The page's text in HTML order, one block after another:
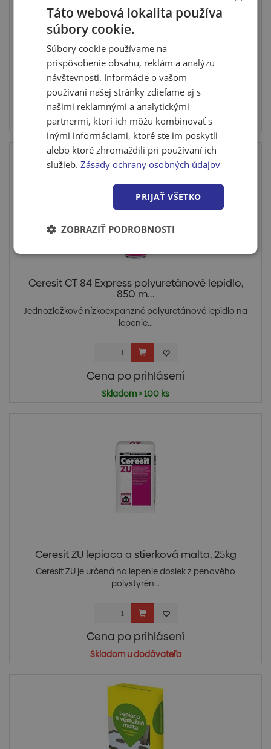
Ceresit CT 80 lepiaca a stierková malta, 25 kg
Tenkovrstvová malta na lepenie dosiek z penového
(EPS) a ext...
Cena po prihlásení
Skladom u dodávateľa
Ceresit CT 84 Express polyuretánové lepidlo,
850 m...
Jednozložkové nízkoexpanzné polyuretánové lepidlo na
lepenie...
Cena po prihlásení
Skladom > 100 ks
Ceresit ZU lepiaca a stierková malta, 25kg
Ceresit ZU je určená na lepenie dosiek z penového
polystyrén...
Cena po prihlásení
Skladom u dodávateľa
Táto webová lokalita používa
súbory cookie.
Súbory cookie používame na
prispôsobenie obsahu, reklám a analýzu
návštevnosti. Informácie o vašom
používaní našej stránky zdieľame aj s
našimi reklamnými a analytickými
partnermi, ktorí ich môžu kombinovať s
inými informáciami, ktoré ste im poskytli
alebo ktoré zhromaždili pri používaní ich
služieb.Zásady ochrany osobných údajov
PRIJAŤ VŠETKO
ZOBRAZIŤ PODROBNOSTI